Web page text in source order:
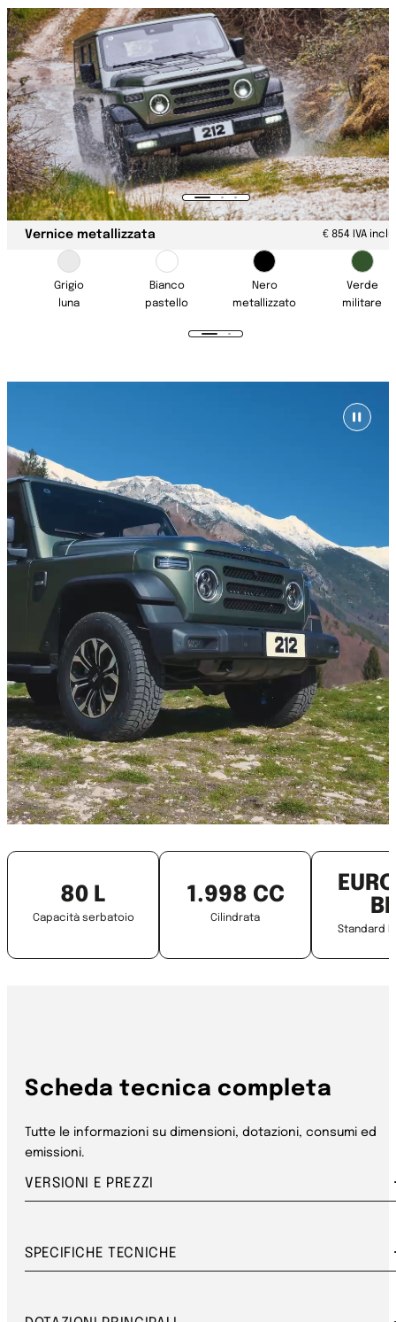
Vernice metallizzata € 854 IVA
Grigio
luna
Bianco
pastello
Nero
metallizzato
Verde
militare
80 L
Capacità serbatoio
1.998 CC
Cilindrata
Standard
Scheda tecnica completa
Tutte le informazioni su dimensioni, dotazioni, consumi ed
emissioni.
VERSIONI E PREZZI
SPECIFICHE TECNICHE